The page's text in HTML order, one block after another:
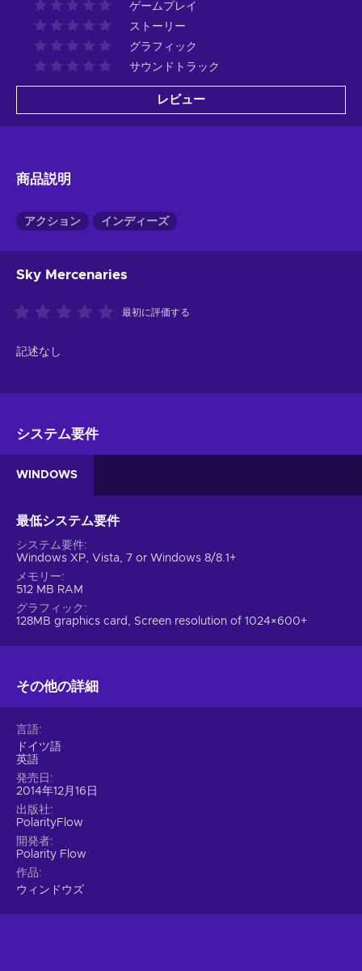
ゲームプレイ
ストーリー
グラフィック
サウンドトラック
レビュー
商品説明
アクション インディーズ
Sky Mercenaries
最初に評価する
記述なし
システム要件
WINDOWS
最低システム要件
システム要件
Windows XP, Vista, 7 or Windows 8/8.1+
メモリー
512 MB RAM
グラフィック
128MB graphics card, Screen resolution of 1024×600+
その他の詳細
言語
ドイツ語
英語
発売日
2014年12月16日
出版社
PolarityFlow
開発者
Polarity Flow
作品
ウィンドウズ